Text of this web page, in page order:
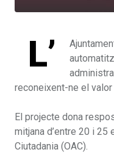
L’
reconeixent-ne el
El projecte dona
mitjana d’entre 20 i
Ciutadania (OAC).